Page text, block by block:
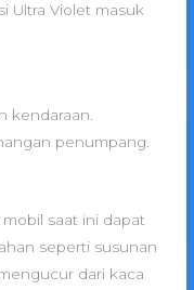
Ultra Violet masuk
kendaraan.
penumpang.
saat ini dapat
seperti susunan
dari kaca